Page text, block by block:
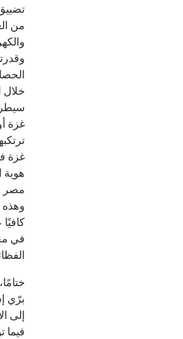
من
خلال
غزة
هوية
مصر
في
برّي
إلى
فيما